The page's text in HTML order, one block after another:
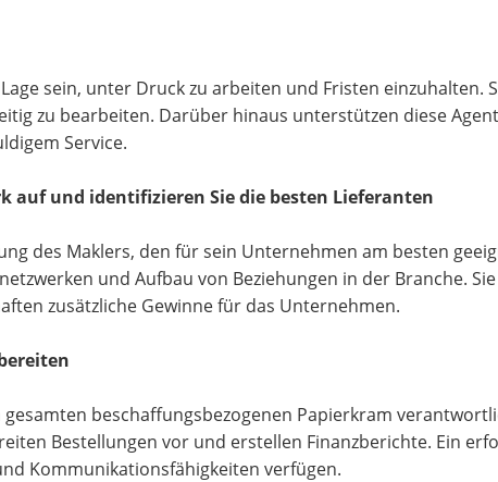
sein, unter Druck zu arbeiten und Fristen einzuhalten.
zu bearbeiten. Darüber hinaus unterstützen diese
Service.
auf und identifizieren Sie die besten Lieferanten
des Maklers, den für sein Unternehmen am besten
und Aufbau von Beziehungen in der Branche.
zusätzliche Gewinne für das Unternehmen.
beschaffungsbezogenen Papierkram
Bestellungen vor und erstellen Finanzberichte. Ein
Kommunikationsfähigkeiten verfügen.